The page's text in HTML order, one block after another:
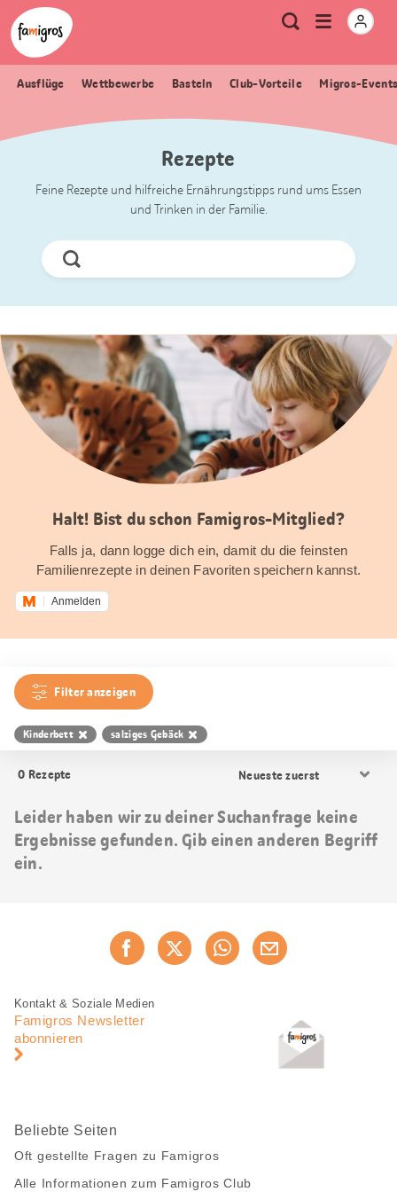
Sprungmarken
Navigation
Header
Logo
Meta
Navigation
Suche
Menu
öffnen
Ausflüge Wettbewerbe Basteln Club-Vorteile Migros-
Rezepte
Feine Rezepte und hilfreiche Ernährungstipps rund ums Essen
und Trinken in der Familie.
Jetzt
Suchen
Halt! Bist du schon Famigros-Mitglied?
Falls ja, dann logge dich ein, damit du die feinsten
Familienrezepte in deinen Favoriten speichern kannst.
Anmelden
Filter anzeigen
Kinderbett salziges Gebäck
0 Rezepte
Sortierung
Leider haben wir zu deiner Suchanfrage keine
Ergebnisse gefunden. Gib einen anderen Begriff
ein.
Jetzt weiterempfehlen
Fusszeile
Fusszeile
Navigation
Kontakt & Soziale Medien
Famigros Newsletter
abonnieren
Beliebte Seiten
Oft gestellte Fragen zu Famigros
Alle Informationen zum Famigros Club